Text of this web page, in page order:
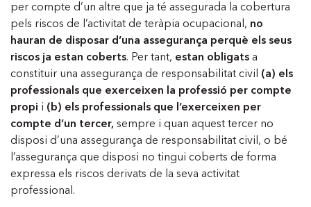
per compte d’un altre que ja té assegurada la cobertura
pels riscos de l’activitat de teràpia ocupacional, no
hauran de disposar d’una assegurança perquè els seus
riscos ja estan coberts. Per tant, estan obligats a
constituir una assegurança de responsabilitat civil
(a) els
professionals que exerceixen la professió per compte
propi i (b) els professionals que l’exerceixen per
compte d’un tercer, sempre i quan aquest tercer no
disposi d’una assegurança de responsabilitat civil, o bé
l’assegurança que disposi no tingui coberts de forma
expressa els riscos derivats de la seva activitat
professional.